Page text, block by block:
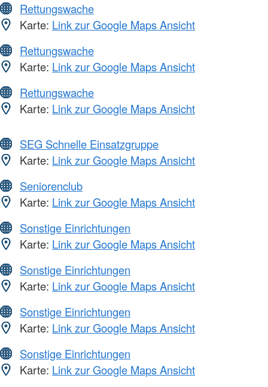
Rettungswache
Karte: Link zur Google Maps Ansicht
Rettungswache
Karte: Link zur Google Maps Ansicht
Rettungswache
Karte: Link zur Google Maps Ansicht
SEG Schnelle Einsatzgruppe
Karte: Link zur Google Maps Ansicht
Seniorenclub
Karte: Link zur Google Maps Ansicht
Sonstige Einrichtungen
Karte: Link zur Google Maps Ansicht
Sonstige Einrichtungen
Karte: Link zur Google Maps Ansicht
Sonstige Einrichtungen
Karte: Link zur Google Maps Ansicht
Sonstige Einrichtungen
Karte: Link zur Google Maps Ansicht